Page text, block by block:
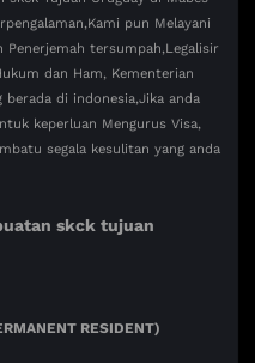
pun Melayani
Penerjemah tersumpah,Legalisir
dan Ham, Kementerian
berada di indonesia,Jika anda
keperluan Mengurus Visa,
segala kesulitan yang anda
skck tujuan
RESIDENT)